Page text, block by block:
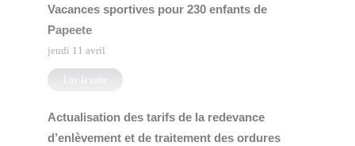
Vacances sportives pour 230 enfants de
Papeete
jeudi 11 avril
Lire la suite
Actualisation des tarifs de la redevance
d’enlèvement et de traitement des ordures